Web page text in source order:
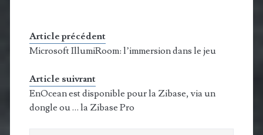
Article précédent
Microsoft IllumiRoom: l’immersion dans le jeu
Article suivrant
EnOcean est disponible pour la Zibase, via un
dongle ou … la Zibase Pro